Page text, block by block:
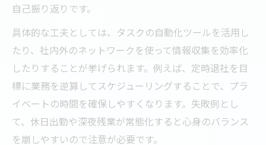
自己振り返りです。
具体的な工夫としては、タスクの自動化ツールを活用し
たり、社内外のネットワークを使って情報収集を効率化
したりすることが挙げられます。例えば、定時退社を目
標に業務を逆算してスケジューリングすることで、プラ
イベートの時間を確保しやすくなります。失敗例とし
て、休日出勤や深夜残業が常態化すると心身のバランス
を崩しやすいので注意が必要です。